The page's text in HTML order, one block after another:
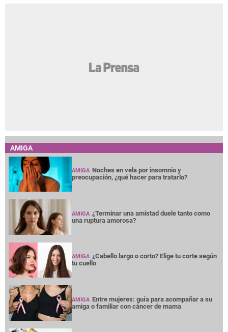
AMIGA
AMIGA Noches en vela por insomnio y
preocupación, ¿qué hacer para tratarlo?
AMIGA ¿Terminar una amistad duele tanto como
una ruptura amorosa?
AMIGA ¿Cabello largo o corto? Elige tu corte según
tu cuello
AMIGA Entre mujeres: guía para acompañar a su
amiga o familiar con cáncer de mama